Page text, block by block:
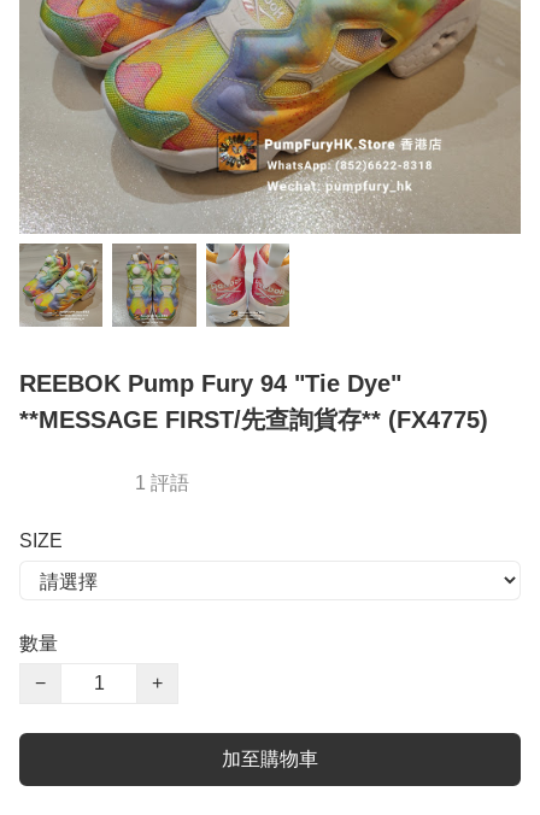
REEBOK Pump Fury 94 "Tie Dye"
**MESSAGE FIRST/先查詢貨存** (FX4775)
1 評語
SIZE
數量
−
+
加至購物車